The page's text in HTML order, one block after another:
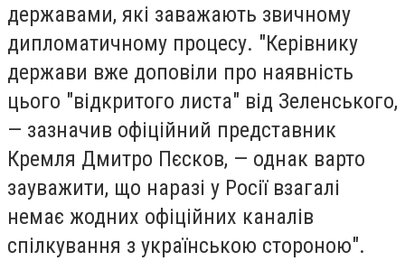
державами, які заважають звичному
дипломатичному процесу. "Керівнику
держави вже доповіли про наявність
цього "відкритого листа" від Зеленського,
— зазначив офіційний представник
Кремля Дмитро Пєсков, — однак варто
зауважити, що наразі у Росії взагалі
немає жодних офіційних каналів
спілкування з українською стороною".